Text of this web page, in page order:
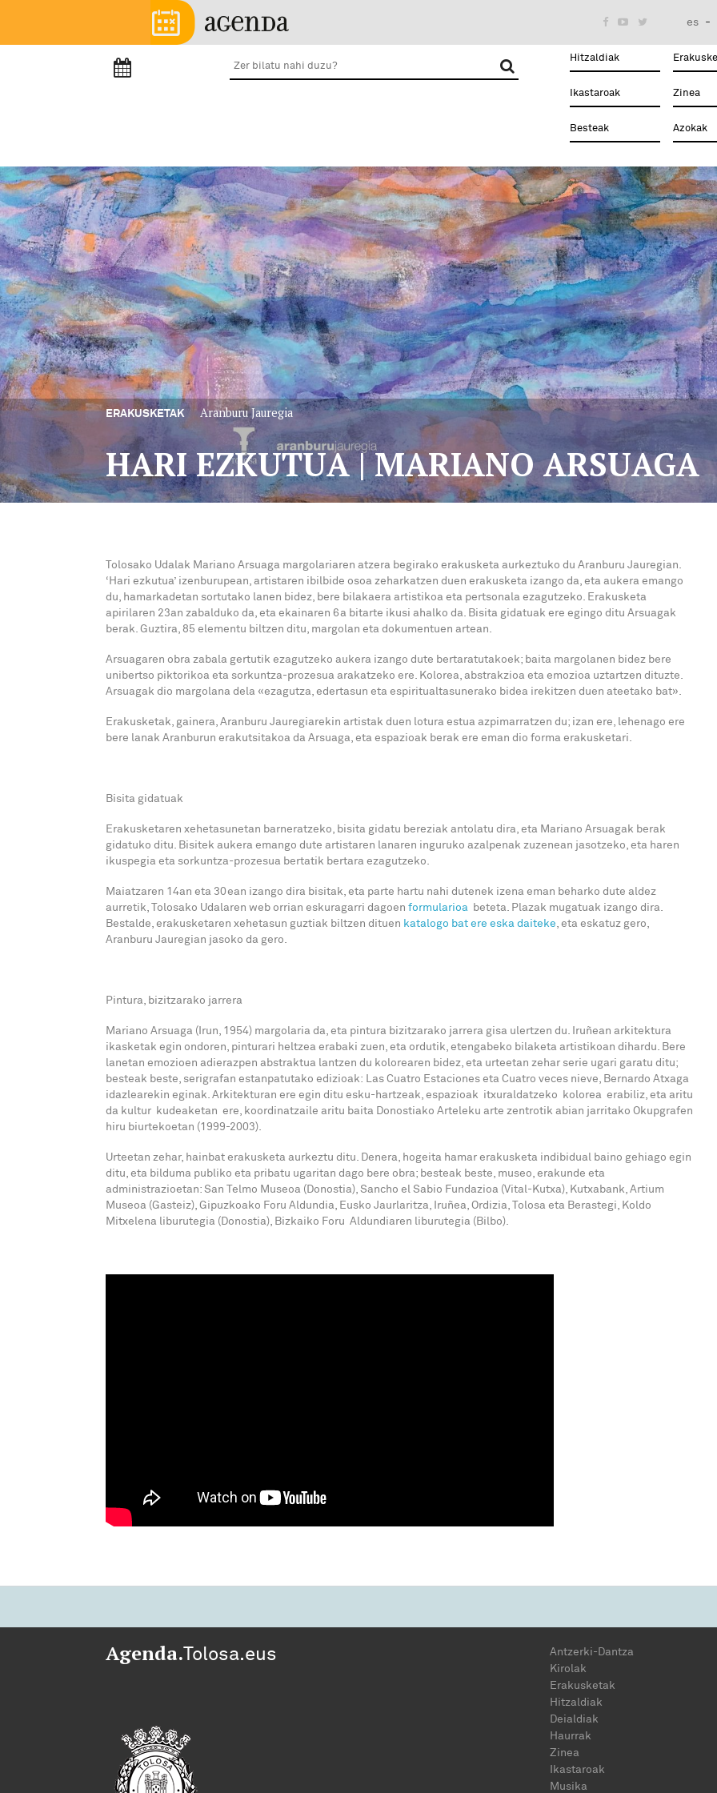
Menu nagusia    es
Hitzaldiak
Zinea
Ikastaroak
Azokak
Besteak
ERAKUSKETAK Aranburu Jauregia
HARI EZKUTUA | MARIANO ARSUAGA
Tolosako Udalak Mariano Arsuaga margolariaren atzera begirako erakusketa aurkeztuko du Aranburu Jauregian.
‘Hari ezkutua’ izenburupean, artistaren ibilbide osoa zeharkatzen duen erakusketa izango da, eta aukera emango
du, hamarkadetan sortutako lanen bidez, bere bilakaera artistikoa eta pertsonala ezagutzeko. Erakusketa
apirilaren 23an zabalduko da, eta ekainaren 6a bitarte ikusi ahalko da. Bisita gidatuak ere egingo ditu Arsuagak
berak. Guztira, 85 elementu biltzen ditu, margolan eta dokumentuen artean.
Arsuagaren obra zabala gertutik ezagutzeko aukera izango dute bertaratutakoek; baita margolanen bidez bere
unibertso piktorikoa eta sorkuntza-prozesua arakatzeko ere. Kolorea, abstrakzioa eta emozioa uztartzen dituzte.
Arsuagak dio margolana dela «ezagutza, edertasun eta espiritualtasunerako bidea irekitzen duen ateetako bat».
Erakusketak, gainera, Aranburu Jauregiarekin artistak duen lotura estua azpimarratzen du; izan ere, lehenago ere
bere lanak Aranburun erakutsitakoa da Arsuaga, eta espazioak berak ere eman dio forma erakusketari.
Bisita gidatuak
Erakusketaren xehetasunetan barneratzeko, bisita gidatu bereziak antolatu dira, eta Mariano Arsuagak berak
gidatuko ditu. Bisitek aukera emango dute artistaren lanaren inguruko azalpenak zuzenean jasotzeko, eta haren
ikuspegia eta sorkuntza-prozesua bertatik bertara ezagutzeko.
Maiatzaren 14an eta 30ean izango dira bisitak, eta parte hartu nahi dutenek izena eman beharko dute aldez
aurretik, Tolosako Udalaren web orrian eskuragarri dagoen formularioa beteta. Plazak mugatuak izango dira.
Bestalde, erakusketaren xehetasun guztiak biltzen dituen katalogo bat ere eska daiteke, eta eskatuz gero,
Aranburu Jauregian jasoko da gero.
Pintura, bizitzarako jarrera
Mariano Arsuaga (Irun, 1954) margolaria da, eta pintura bizitzarako jarrera gisa ulertzen du. Iruñean arkitektura
ikasketak egin ondoren, pinturari heltzea erabaki zuen, eta ordutik, etengabeko bilaketa artistikoan dihardu. Bere
lanetan emozioen adierazpen abstraktua lantzen du kolorearen bidez, eta urteetan zehar serie ugari garatu ditu;
besteak beste, serigrafan estanpatutako edizioak: Las Cuatro Estaciones eta Cuatro veces nieve, Bernardo Atxaga
idazlearekin eginak. Arkitekturan ere egin ditu esku-hartzeak, espazioak itxuraldatzeko kolorea erabiliz, eta aritu
da kultur kudeaketan ere, koordinatzaile aritu baita Donostiako Arteleku arte zentrotik abian jarritako Okupgrafen
hiru biurtekoetan (1999-2003).
Urteetan zehar, hainbat erakusketa aurkeztu ditu. Denera, hogeita hamar erakusketa indibidual baino gehiago egin
ditu, eta bilduma publiko eta pribatu ugaritan dago bere obra; besteak beste, museo, erakunde eta
administrazioetan: San Telmo Museoa (Donostia), Sancho el Sabio Fundazioa (Vital-Kutxa), Kutxabank, Artium
Museoa (Gasteiz), Gipuzkoako Foru Aldundia, Eusko Jaurlaritza, Iruñea, Ordizia, Tolosa eta Berastegi, Koldo
Mitxelena liburutegia (Donostia), Bizkaiko Foru Aldundiaren liburutegia (Bilbo).
Agenda.Tolosa.eus
Antzerki-Dantza
Kirolak
Erakusketak
Hitzaldiak
Deialdiak
Haurrak
Zinea
Ikastaroak
Musika